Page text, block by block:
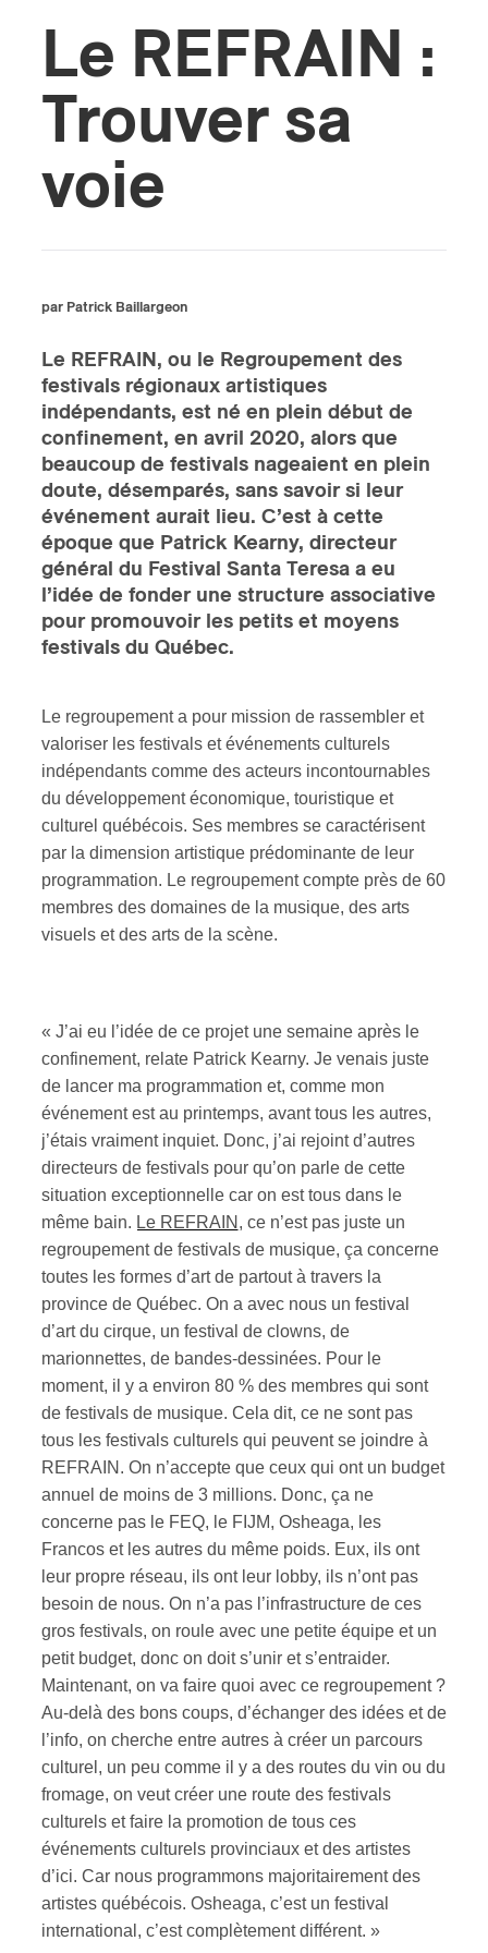
Le REFRAIN :
Trouver sa
voie
par Patrick Baillargeon
Le REFRAIN, ou le Regroupement des
festivals régionaux artistiques
indépendants, est né en plein début de
confinement, en avril 2020, alors que
beaucoup de festivals nageaient en plein
doute, désemparés, sans savoir si leur
événement aurait lieu. C’est à cette
époque que Patrick Kearny, directeur
général du Festival Santa Teresa a eu
l’idée de fonder une structure associative
pour promouvoir les petits et moyens
festivals du Québec.
Le regroupement a pour mission de rassembler et
valoriser les festivals et événements culturels
indépendants comme des acteurs incontournables
du développement économique, touristique et
culturel québécois. Ses membres se caractérisent
par la dimension artistique prédominante de leur
programmation. Le regroupement compte près de 60
membres des domaines de la musique, des arts
visuels et des arts de la scène.
« J’ai eu l’idée de ce projet une semaine après le
confinement, relate Patrick Kearny. Je venais juste
de lancer ma programmation et, comme mon
événement est au printemps, avant tous les autres,
j’étais vraiment inquiet. Donc, j’ai rejoint d’autres
directeurs de festivals pour qu’on parle de cette
situation exceptionnelle car on est tous dans le
même bain. Le REFRAIN, ce n’est pas juste un
regroupement de festivals de musique, ça concerne
toutes les formes d’art de partout à travers la
province de Québec. On a avec nous un festival
d’art du cirque, un festival de clowns, de
marionnettes, de bandes-dessinées. Pour le
moment, il y a environ 80 % des membres qui sont
de festivals de musique. Cela dit, ce ne sont pas
tous les festivals culturels qui peuvent se joindre à
REFRAIN. On n’accepte que ceux qui ont un budget
annuel de moins de 3 millions. Donc, ça ne
concerne pas le FEQ, le FIJM, Osheaga, les
Francos et les autres du même poids. Eux, ils ont
leur propre réseau, ils ont leur lobby, ils n’ont pas
besoin de nous. On n’a pas l’infrastructure de ces
gros festivals, on roule avec une petite équipe et un
petit budget, donc on doit s’unir et s’entraider.
Maintenant, on va faire quoi avec ce regroupement ?
Au-delà des bons coups, d’échanger des idées et de
l’info, on cherche entre autres à créer un parcours
culturel, un peu comme il y a des routes du vin ou du
fromage, on veut créer une route des festivals
culturels et faire la promotion de tous ces
événements culturels provinciaux et des artistes
d’ici. Car nous programmons majoritairement des
artistes québécois. Osheaga, c’est un festival
international, c’est complètement différent. »